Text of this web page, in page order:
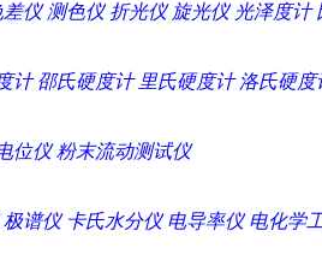
差仪 测色仪 折光仪 旋光仪 光泽度计
计 邵氏硬度计 里氏硬度计 洛氏硬度
位仪 粉末流动测试仪
极谱仪 卡氏水分仪 电导率仪 电化学